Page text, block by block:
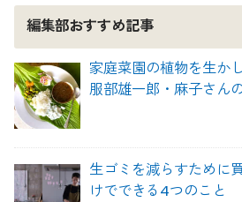
編集部おすすめ記事
家庭菜園の植物を生か
服部雄一郎・麻子さん
生ゴミを減らすために
けでできる4つのこと